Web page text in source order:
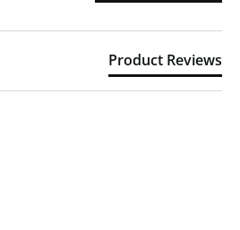
Product Reviews